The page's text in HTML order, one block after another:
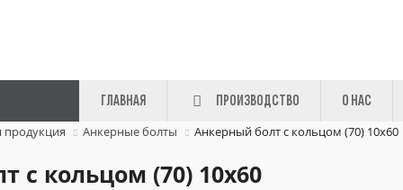
ГЛАВНАЯ ПРОИЗВОДСТВО О НАС
продукция Анкерные болты Анкерный болт с кольцом (70) 10х60
с кольцом (70) 10х60